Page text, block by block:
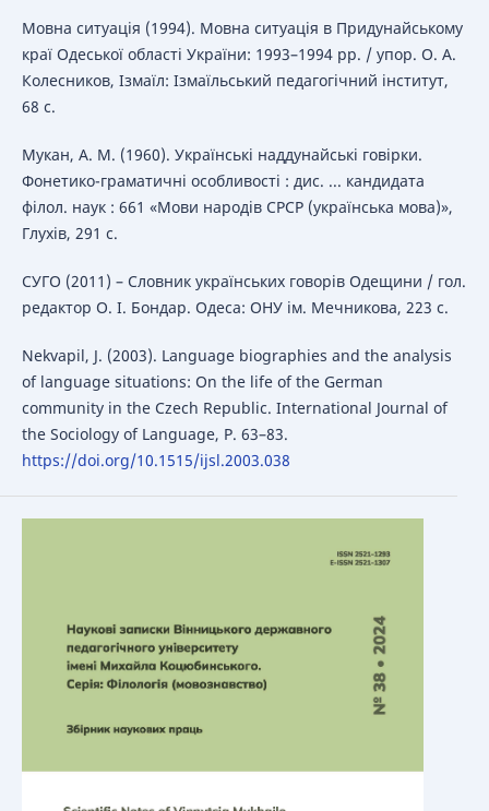
Мовна ситуація (1994). Мовна ситуація в Придунайському
краї Одеської області України: 1993–1994 рр. / упор. О. А.
Колесников, Ізмаїл: Ізмаїльський педагогічний інститут,
68 с.
Мукан, А. М. (1960). Українські наддунайські говірки.
Фонетико-граматичні особливості : дис. ... кандидата
філол. наук : 661 «Мови народів СРСР (українська мова)»,
Глухів, 291 с.
СУГО (2011) – Словник українських говорів Одещини / гол.
редактор О. І. Бондар. Одеса: ОНУ ім. Мечникова, 223 с.
Nekvapil, J. (2003). Language biographies and the analysis
of language situations: On the life of the German
community in the Czech Republic. International Journal of
the Sociology of Language, P. 63–83.
https://doi.org/10.1515/ijsl.2003.038